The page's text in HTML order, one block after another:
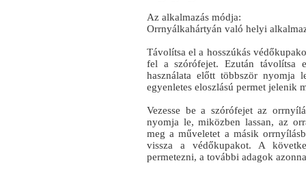
Az alkalmazás módja:
Orrnyálkahártyán való helyi
Távolítsa el a hosszúkás
fel a szórófejet. Ezután távolítsa
használata előtt többször nyomja
egyenletes eloszlású permet jelenik
Vezesse be a szórófejet az
nyomja le, miközben lassan, az
meg a műveletet a másik
vissza a védőkupakot. A
permetezni, a további adagok